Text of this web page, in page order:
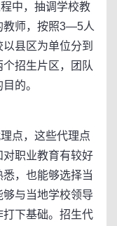
中，抽调学校教
教师，按照3—5人
县区为单位分到
招生片区，团队
的。
点，这些代理点
职业教育有较好
，也能够选择当
与当地学校领导
下基础。招生代